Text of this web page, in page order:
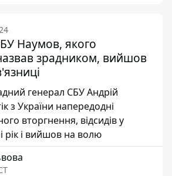
Наумов, якого
зрадником, вийшов
генерал СБУ Андрій
з України напередодні
вторгнення, відсидів у
рік і вийшов на волю